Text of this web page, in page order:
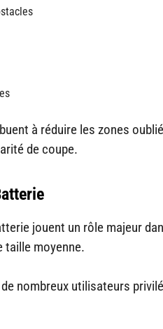
à réduire les zones
de coupe.
jouent un rôle majeur
taille moyenne.
nombreux utilisateurs